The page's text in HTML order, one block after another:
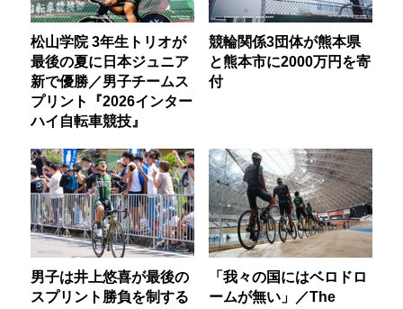
松山学院 3年生トリオが
最後の夏に日本ジュニア
新で優勝／男子チームス
プリント『2026インター
ハイ自転車競技』
競輪関係3団体が熊本県
と熊本市に2000万円を寄
付
男子は井上悠喜が最後の
スプリント勝負を制する
「我々の国にはベロドロ
ームが無い」／The